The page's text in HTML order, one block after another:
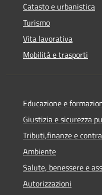
Catasto e urbanistica
Turismo
Vita lavorativa
Mobilità e trasporti
Educazione e
Giustizia e sicurezza
Tributi,finanze e
Ambiente
Salute, benessere e
Autorizzazioni